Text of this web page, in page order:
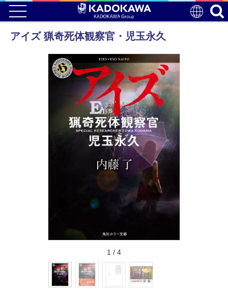
アイズ 猟奇死体観察官・児玉永久
1 / 4